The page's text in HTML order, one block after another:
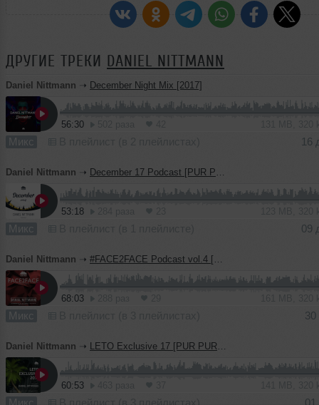
ДРУГИЕ ТРЕКИ DANIEL NITTMANN
Daniel Nittmann ➝ December Night Mix [2017]
56:30
Микс 16
Daniel Nittmann ➝ December 17 Podcast [PUR PUR iBAR]
53:18
Микс 09
Daniel Nittmann ➝ #FACE2FACE Podcast vol.4 [Pur Pur iBar]
68:03
Микс 30
Daniel Nittmann ➝ LETO Exclusive 17 [PUR PUR Afterparty]
60:53
Микс В плейлист (в 3 плейлистах) 01